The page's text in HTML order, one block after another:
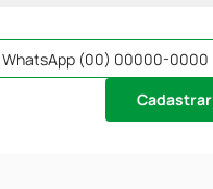
Cadastrar